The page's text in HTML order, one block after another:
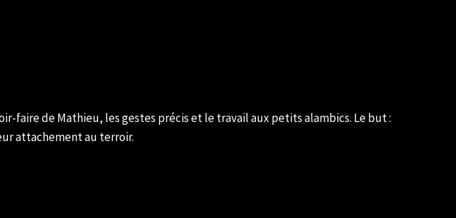
faire de Mathieu, les gestes précis et le travail aux petits alambics. Le but :
attachement au terroir.